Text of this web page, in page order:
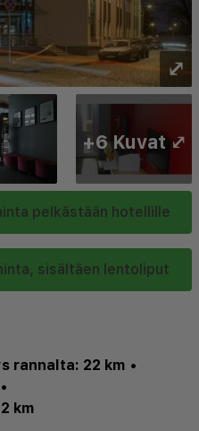
⤢
pelkästään hotellille
sisältäen lentoliput
+6 Kuvat ⤢
rannalta: 22 km •
•
km